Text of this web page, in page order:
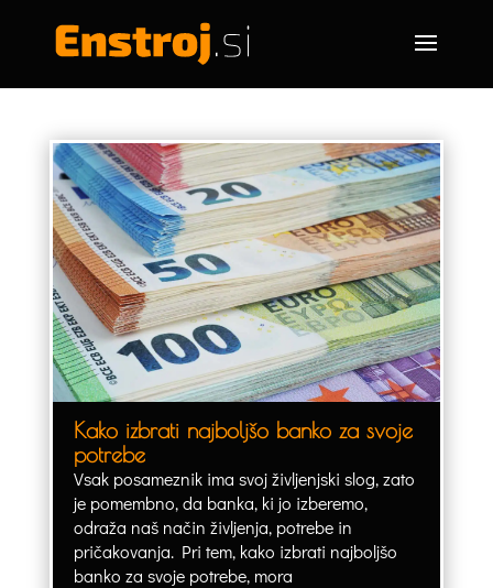
Kako izbrati najboljšo banko za svoje
potrebe
Vsak posameznik ima svoj življenjski slog, zato
je pomembno, da banka, ki jo izberemo,
odraža naš način življenja, potrebe in
pričakovanja. Pri tem, kako izbrati najboljšo
banko za svoje potrebe, mora